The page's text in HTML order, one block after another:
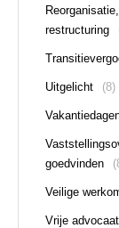
restructuring
Uitgelicht (8)
goedvinden
Veilige
Vrije